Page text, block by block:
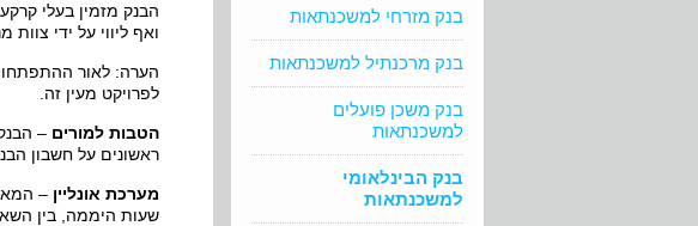
בנק מזרחי למשכנתאות
בנק מרכנתיל למשכנתאות
בנק משכן פועלים
למשכנתאות
בנק הבינלאומי
למשכנתאות
הבנק מזמין בעלי
ואף ליווי על ידי צוות
הערה: לאור
לפרויקט מעין זה.
הטבות למורים –
ראשונים על חשבון
מערכת אונליין –
שעות היממה, בין